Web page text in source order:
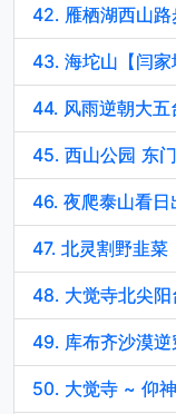
46. 夜爬泰山看日
47. 北灵割野韭菜
49. 库布齐沙漠逆